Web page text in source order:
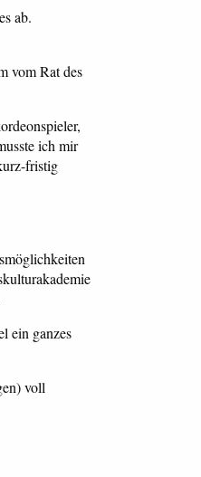
ab.
vom Rat des
ich mir
fristig
ein ganzes
voll